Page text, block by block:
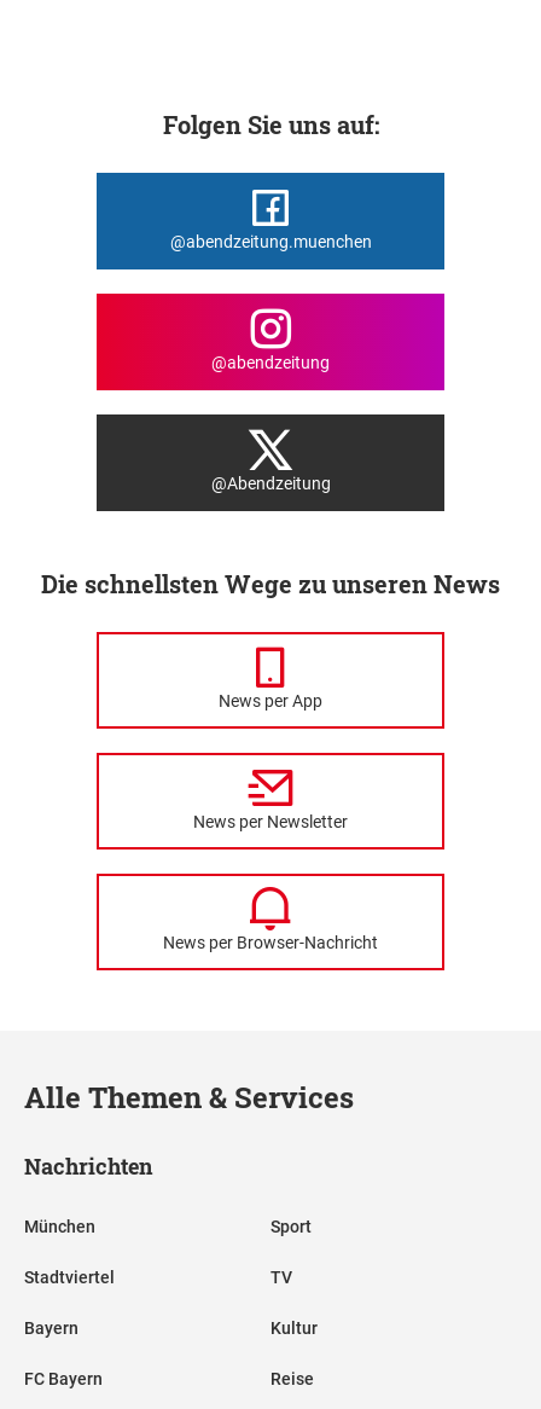
Folgen Sie uns auf:
@abendzeitung.muenchen
@abendzeitung
@Abendzeitung
Die schnellsten Wege zu unseren News
News per App
News per Newsletter
News per Browser-Nachricht
Alle Themen & Services
Nachrichten
München
Stadtviertel
Bayern
FC Bayern
Sport
TV
Kultur
Reise